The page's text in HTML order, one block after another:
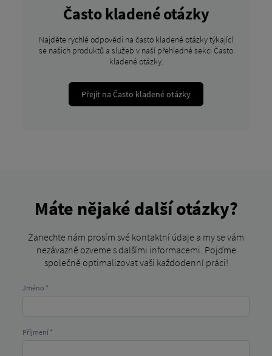
Často kladené otázky
Najděte rychlé odpovědi na často kladené otázky týkající
se našich produktů a služeb v naší přehledné sekci Často
kladené otázky.
Přejít na Často kladené otázky
Máte nějaké další otázky?
Zanechte nám prosím své kontaktní údaje a my se vám
nezávazně ozveme s dalšími informacemi. Pojďme
společně optimalizovat vaši každodenní práci!